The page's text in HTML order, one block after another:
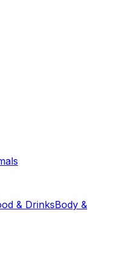
& DrinksBody &